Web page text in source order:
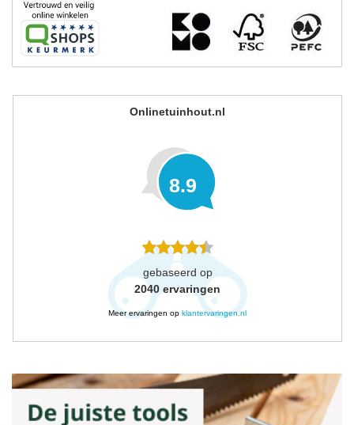
Onlinetuinhout.nl
8.9
gebaseerd op
2040 ervaringen
Meer ervaringen op klantervaringen.nl